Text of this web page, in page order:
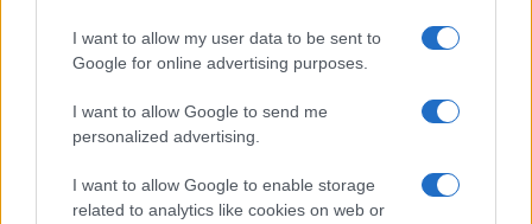
I want to allow my user data to be sent to
Google for online advertising purposes.
I want to allow Google to send me
personalized advertising.
I want to allow Google to enable storage
related to analytics like cookies on web or